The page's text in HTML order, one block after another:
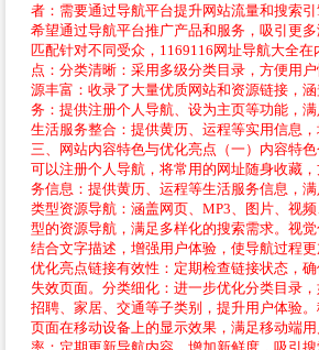
者：需要通过导航平台提升网站流量和搜索引
希望通过导航平台推广产品和服务，吸引更
匹配针对不同受众，1169116网址导航大全
点：分类清晰：采用多级分类目录，方便用
源丰富：收录了大量优质网站和资源链接，
务：提供注册个人导航、设为主页等功能，满
生活服务整合：提供黄历、运程等实用信息，
三、网站内容特色与优化亮点（一）内容特
可以注册个人导航，将常用的网址随身收藏
务信息：提供黄历、运程等生活服务信息，
类型资源导航：涵盖网页、MP3、图片、视
型的资源导航，满足多样化的搜索需求。视
结合文字描述，增强用户体验，使导航过程更
优化亮点链接有效性：定期检查链接状态，
失效页面。分类细化：进一步优化分类目录
招聘、家居、交通等子类别，提升用户体验
页面在移动设备上的显示效果，满足移动端